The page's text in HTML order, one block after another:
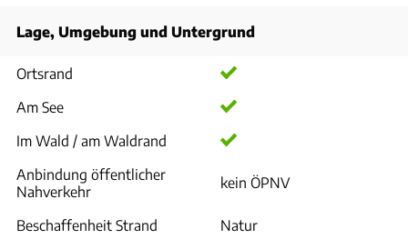
Lage, Umgebung und Untergrund
Ortsrand
Am See
Im Wald / am Waldrand
Anbindung öffentlicher
Nahverkehr
kein ÖPNV
Beschaffenheit Strand
Natur